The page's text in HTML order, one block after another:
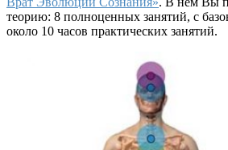
теорию: 8 полноценных занятий, с
около 10 часов практических занятий.